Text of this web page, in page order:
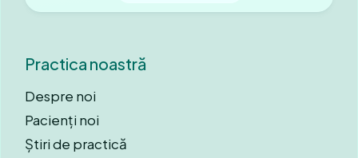
Practica noastră
Despre noi
Pacienți noi
Știri de practică